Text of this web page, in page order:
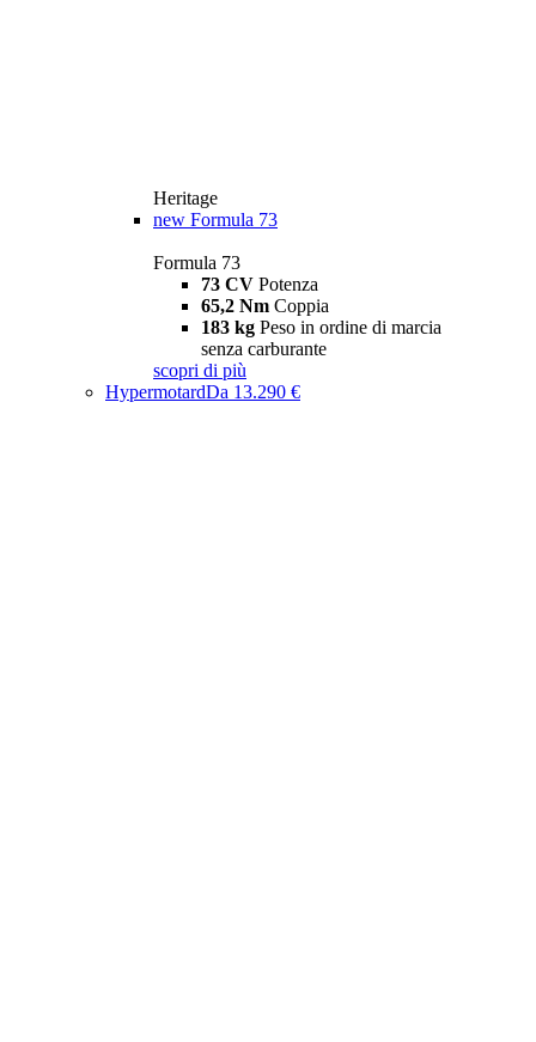
Heritage
new Formula 73
Formula 73
73 CV Potenza
65,2 Nm Coppia
183 kg Peso in ordine di marcia
senza carburante
scopri di più
HypermotardDa 13.290 €